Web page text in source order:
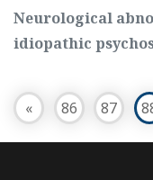
Neurological
idiopathic
« 86 87